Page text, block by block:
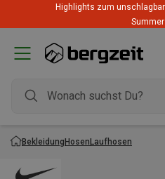
Highlights zum
BekleidungHosenLaufhosen